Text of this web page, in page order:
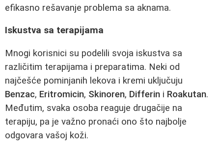
efikasno rešavanje problema sa aknama.
Iskustva sa terapijama
Mnogi korisnici su podelili svoja iskustva sa
različitim terapijama i preparatima. Neki od
najčešće pominjanih lekova i kremi uključuju
Benzac, Eritromicin, Skinoren, Differin i Roakutan.
Međutim, svaka osoba reaguje drugačije na
terapiju, pa je važno pronaći ono što najbolje
odgovara vašoj koži.